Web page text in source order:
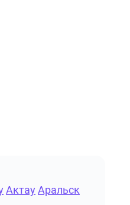
Актау Аральск